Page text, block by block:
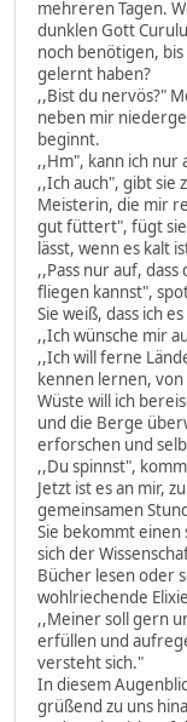
mehreren Tagen.
dunklen Gott
noch benötigen,
gelernt haben?
,,Bist du nervös?"
neben mir
beginnt.
,,Hm", kann ich nur
,,Ich auch", gibt sie
Meisterin, die mir
gut füttert", fügt sie
lässt, wenn es kalt
,,Pass nur auf,
fliegen kannst",
Sie weiß, dass ich
,,Ich wünsche mir
,,Ich will ferne
kennen lernen,
Wüste will ich
und die Berge
erforschen und
,,Du spinnst",
Jetzt ist es an mir,
gemeinsamen
Sie bekommt einen
sich der
Bücher lesen oder
wohlriechende
,,Meiner soll gern
erfüllen und
versteht sich."
In diesem
grüßend zu uns